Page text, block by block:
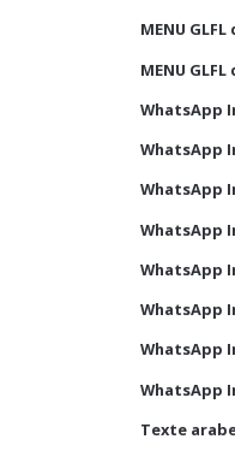
MENU
MENU
WhatsApp
WhatsApp
WhatsApp
WhatsApp
WhatsApp
WhatsApp
WhatsApp
WhatsApp
Texte